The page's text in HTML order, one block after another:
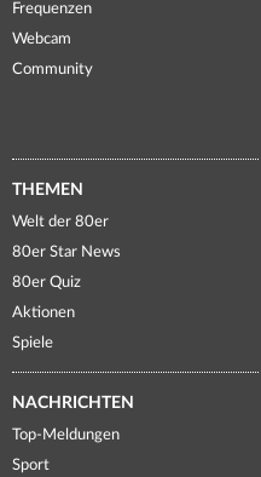
Frequenzen
Webcam
Community
THEMEN
Welt der 80er
80er Star News
80er Quiz
Aktionen
Spiele
NACHRICHTEN
Top-Meldungen
Sport